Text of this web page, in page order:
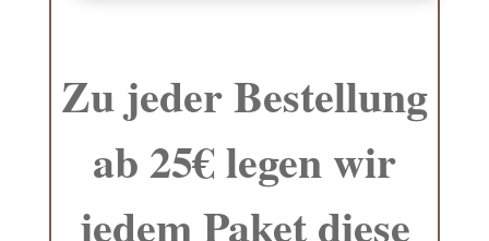
Zu jeder Bestellung
ab 25€ legen wir
jedem Paket diese